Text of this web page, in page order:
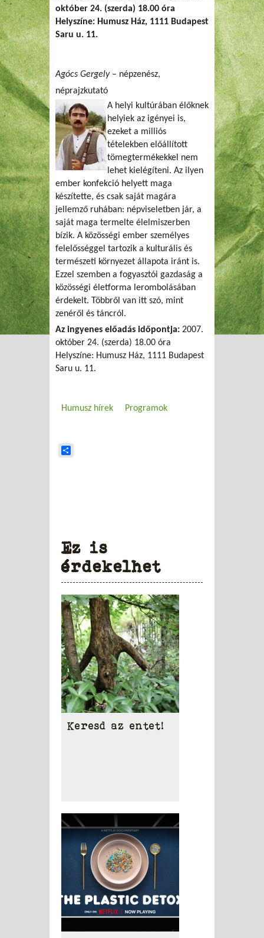
október 24. (szerda) 18.00 óra
Helyszíne: Humusz Ház, 1111 Budapest
Saru u. 11.
Agócs Gergely– népzenész,
néprajzkutató
A helyi kultúrában élőknek
helyiek az igényei is,
ezeket a milliós
tételekben előállított
tömegtermékekkel nem
lehet kielégíteni. Az ilyen
ember konfekció helyett maga
készítette, és csak saját magára
jellemző ruhában: népviseletben jár, a
saját maga termelte élelmiszerben
bízik. A közösségi ember személyes
felelősséggel tartozik a kulturális és
természeti környezet állapota iránt is.
Ezzel szemben a fogyasztói gazdaság a
közösségi életforma lerombolásában
érdekelt. Többről van itt szó, mint
zenéről és táncról.
Az ingyenes előadás időpontja: 2007.
október 24. (szerda) 18.00 óra
Helyszíne: Humusz Ház, 1111 Budapest
Saru u. 11.
Humusz hírek Programok
Ez is
érdekelhet
Keresd az entet!